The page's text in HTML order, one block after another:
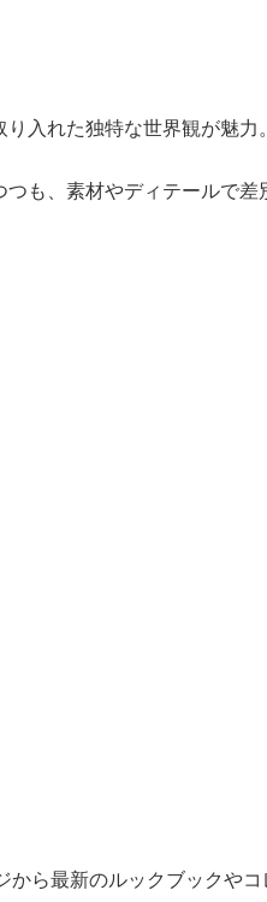
入れた独特な世界観が魅力。
も、素材やディテールで差
ら最新のルックブックや